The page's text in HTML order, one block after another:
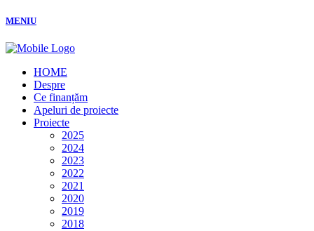
MENIU
HOME
Despre
Ce finanțăm
Apeluri de proiecte
Proiecte
2025
2024
2023
2022
2021
2020
2019
2018